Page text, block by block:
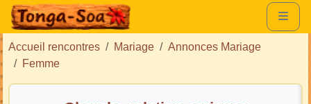
Accueil rencontres Mariage
Annonces Mariage
Femme